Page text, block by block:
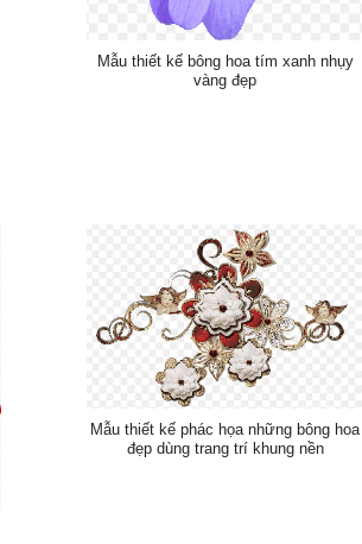
Mẫu thiết kế bông hoa tím xanh nhụy
vàng đẹp
Mẫu thiết kế phác họa những bông hoa
đẹp dùng trang trí khung nền